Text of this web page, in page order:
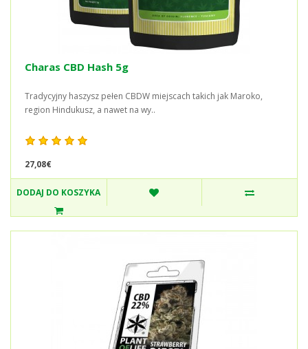
Charas CBD Hash 5g
Tradycyjny haszysz pełen CBDW miejscach takich jak Maroko,
region Hindukusz, a nawet na wy..
27,08€
DODAJ DO KOSZYKA